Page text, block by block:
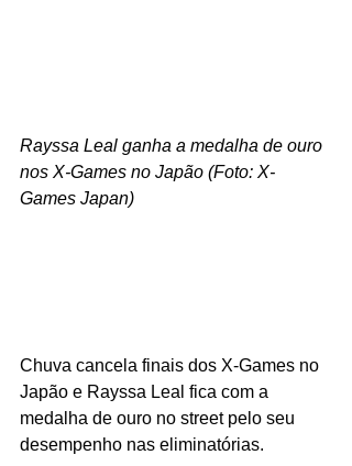
Rayssa Leal ganha a medalha de ouro
nos X-Games no Japão (Foto: X-
Games Japan)
Chuva cancela finais dos X-Games no
Japão e Rayssa Leal fica com a
medalha de ouro no street pelo seu
desempenho nas eliminatórias.